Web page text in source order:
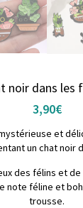
noir dans les
3,90€
et
un chat noir
des félins et
note féline et
trousse.